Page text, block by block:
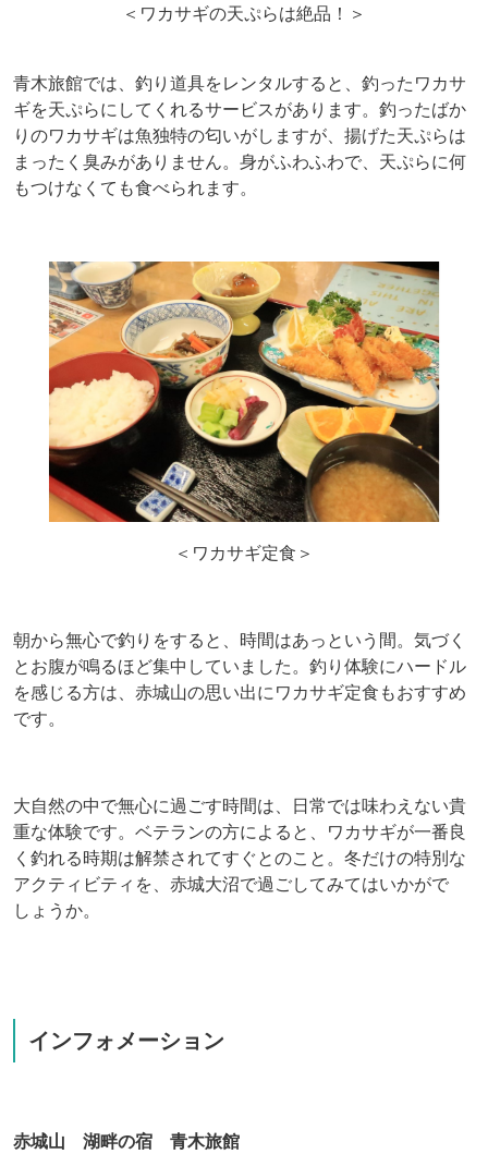
＜ワカサギの天ぷらは絶品！＞
青木旅館では、釣り道具をレンタルすると、釣ったワカサ
ギを天ぷらにしてくれるサービスがあります。釣ったばか
りのワカサギは魚独特の匂いがしますが、揚げた天ぷらは
まったく臭みがありません。身がふわふわで、天ぷらに何
もつけなくても食べられます。
＜ワカサギ定食＞
朝から無心で釣りをすると、時間はあっという間。気づく
とお腹が鳴るほど集中していました。釣り体験にハードル
を感じる方は、赤城山の思い出にワカサギ定食もおすすめ
です。
大自然の中で無心に過ごす時間は、日常では味わえない貴
重な体験です。ベテランの方によると、ワカサギが一番良
く釣れる時期は解禁されてすぐとのこと。冬だけの特別な
アクティビティを、赤城大沼で過ごしてみてはいかがで
しょうか。
インフォメーション
赤城山 湖畔の宿 青木旅館